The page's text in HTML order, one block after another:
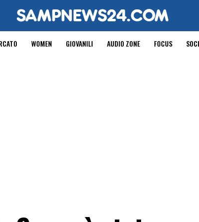
WOMEN GIOVANILI AUDIO ZONE FOCUS